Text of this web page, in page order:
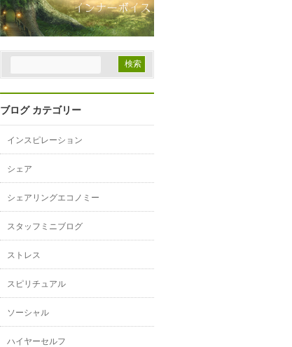
ブログ カテゴリー
インスピレーション
シェア
シェアリングエコノミー
スタッフミニブログ
ストレス
スピリチュアル
ソーシャル
ハイヤーセルフ